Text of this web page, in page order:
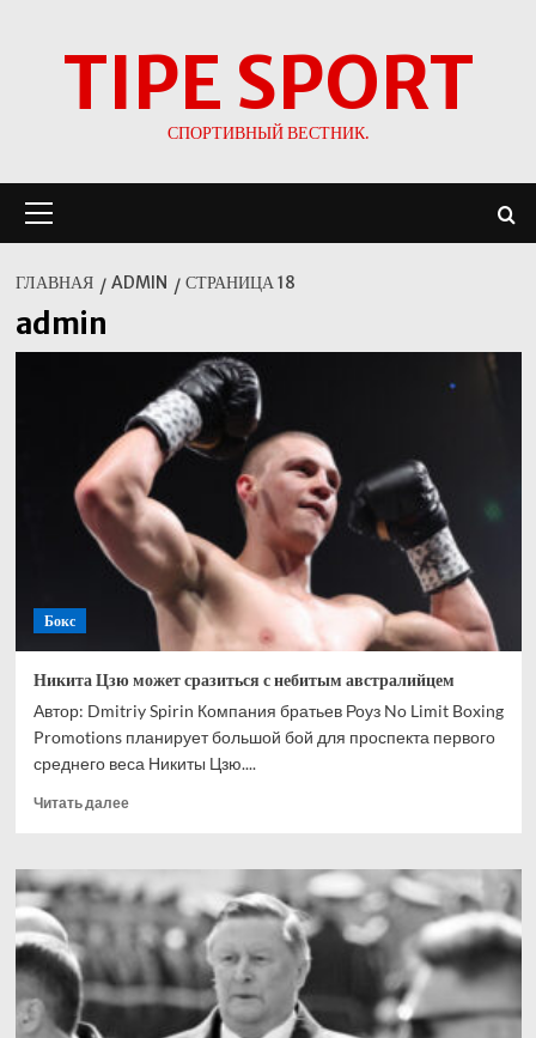
TIPE SPORT
СПОРТИВНЫЙ ВЕСТНИК.
меню
ГЛАВНАЯ ADMIN СТРАНИЦА 18
admin
Бокс
Никита Цзю может сразиться с небитым австралийцем
Автор: Dmitriy Spirin Компания братьев Роуз No Limit Boxing
Promotions планирует большой бой для проспекта первого
среднего веса Никиты Цзю....
Читать далееПрочитать
Никита
Цзю
может
сразиться
небитым
австралийцем